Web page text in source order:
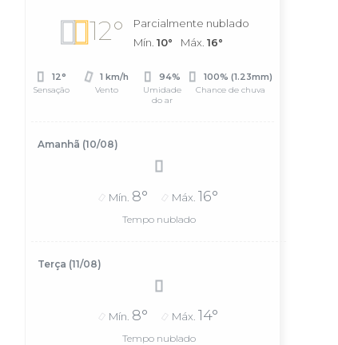
12°
Parcialmente nublado
Mín. 10° Máx. 16°
12°
Sensação
1 km/h
Vento
94%
Umidade
do ar
100% (1.23mm)
Chance de chuva
Amanhã (10/08)
Mín. 8° Máx. 16°
Tempo nublado
Terça (11/08)
Mín. 8° Máx. 14°
Tempo nublado